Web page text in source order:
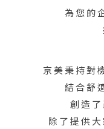
為您的
京美秉持對
結合舒
創造
除了提供